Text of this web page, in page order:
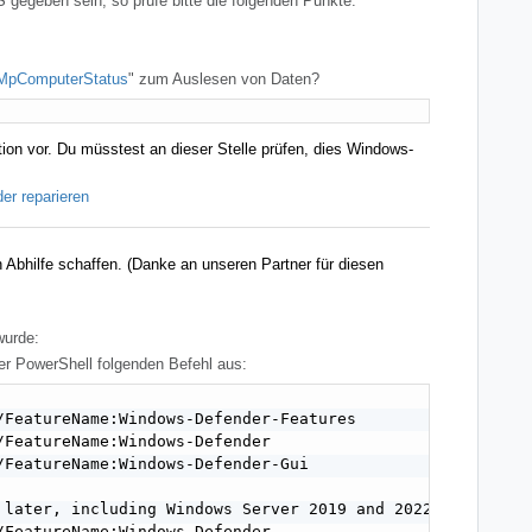
" zum Auslesen von Daten?
vor. Du müsstest an dieser Stelle prüfen, dies Windows-
reparieren
schaffen. (Danke an unseren Partner für diesen
PowerShell folgenden Befehl aus:
Defender-Features
Defender
Defender-Gui
later, including Windows Server 2019 and 2022